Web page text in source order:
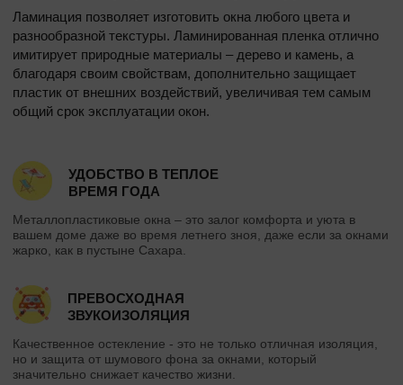
Ламинация позволяет изготовить окна любого цвета и
разнообразной текстуры. Ламинированная пленка отлично
имитирует природные материалы – дерево и камень, а
благодаря своим свойствам, дополнительно защищает
пластик от внешних воздействий, увеличивая тем самым
общий срок эксплуатации окон.
УДОБСТВО В ТЕПЛОЕ
ВРЕМЯ ГОДА
Металлопластиковые окна – это залог комфорта и уюта в
вашем доме даже во время летнего зноя, даже если за окнами
жарко, как в пустыне Сахара.
ПРЕВОСХОДНАЯ
ЗВУКОИЗОЛЯЦИЯ
Качественное остекление - это не только отличная изоляция,
но и защита от шумового фона за окнами, который
значительно снижает качество жизни.